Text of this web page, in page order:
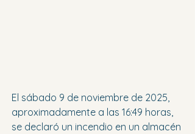
El sábado 9 de noviembre de 2025,
aproximadamente a las 16:49 horas,
se declaró un incendio en un almacén